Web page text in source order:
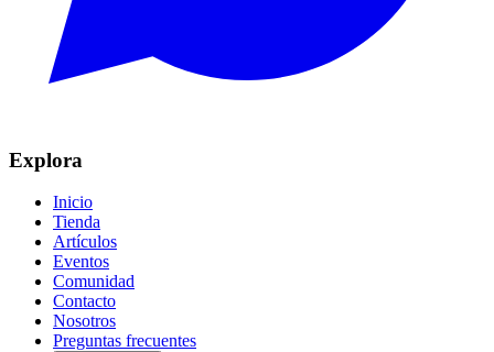
Explora
Inicio
Tienda
Artículos
Eventos
Comunidad
Contacto
Nosotros
Preguntas frecuentes